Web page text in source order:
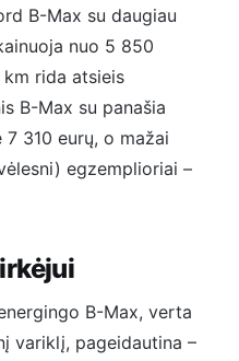
B-Max su daugiau
nuo 5 850
rida atsieis
B-Max su panašia
310 eurų, o mažai
egzemplioriai –
B-Max, verta
variklį, pageidautina –